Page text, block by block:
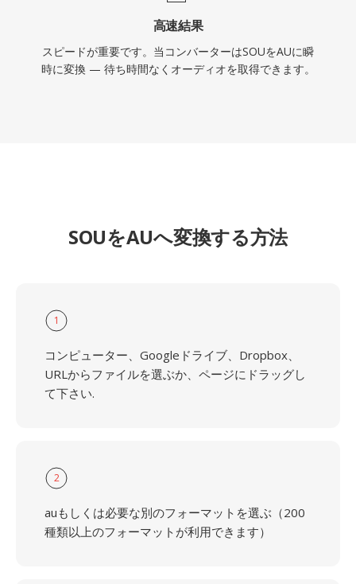
高速結果
スピードが重要です。当コンバーターはSOUをAUに瞬
時に変換 — 待ち時間なくオーディオを取得できます。
SOUをAUへ変換する方法
1
コンピューター、Googleドライブ、Dropbox、
URLからファイルを選ぶか、ページにドラッグし
て下さい.
2
auもしくは必要な別のフォーマットを選ぶ（200
種類以上のフォーマットが利用できます）